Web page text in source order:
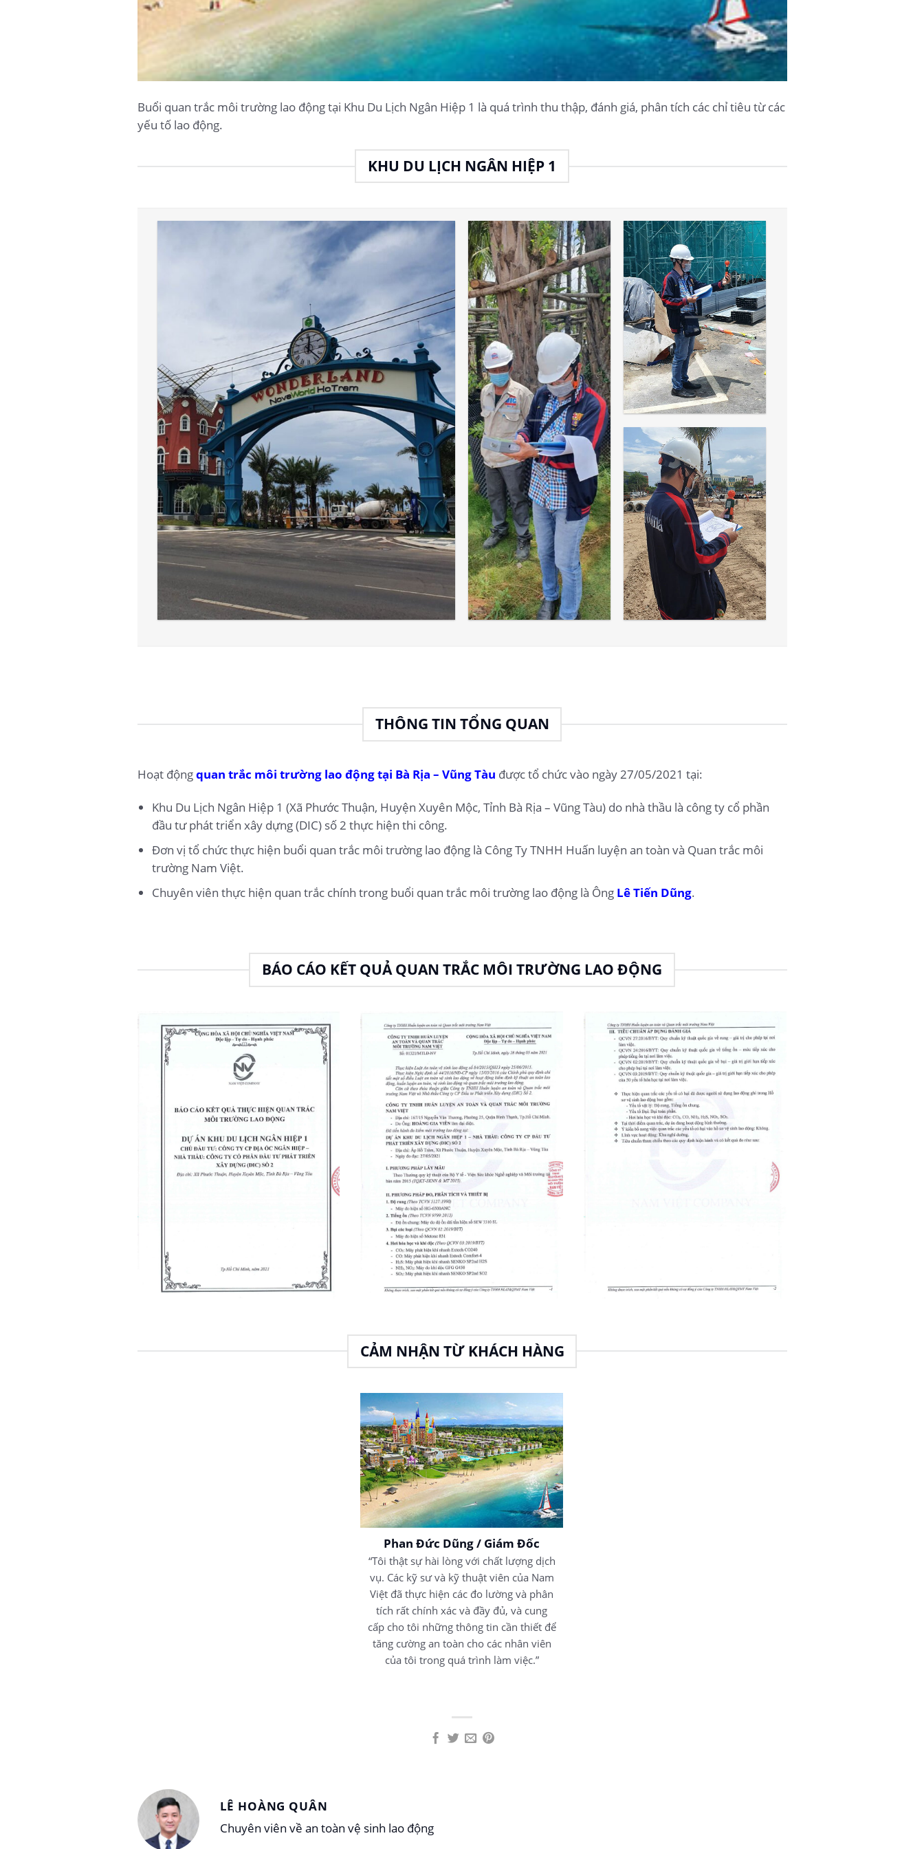
Buổi quan trắc môi trường lao động tại Khu Du Lịch Ngân Hiệp 1 là quá trình thu thập, đánh giá, phân tích các chỉ tiêu từ các
yếu tố lao động.
KHU DU LỊCH NGÂN HIỆP 1
THÔNG TIN TỔNG QUAN
Hoạt độngquan trắc môi trường lao động tại Bà Rịa – Vũng Tàu được tổ chức vào ngày 27/05/2021 tại:
Khu Du Lịch Ngân Hiệp 1 (Xã Phước Thuận, Huyện Xuyên Mộc, Tỉnh Bà Rịa – Vũng Tàu) do nhà thầu là công ty cổ phần
đầu tư phát triển xây dựng (DIC) số 2 thực hiện thi công.
Đơn vị tổ chức thực hiện buổi quan trắc môi trường lao động là Công Ty TNHH Huấn luyện an toàn và Quan trắc môi
trường Nam Việt.
Chuyên viên thực hiện quan trắc chính trong buổi quan trắc môi trường lao động là Ông Lê Tiến Dũng.
BÁO CÁO KẾT QUẢ QUAN TRẮC MÔI TRƯỜNG LAO ĐỘNG
CẢM NHẬN TỪ KHÁCH HÀNG
Phan Đức Dũng / Giám Đốc
“Tôi thật sự hài lòng với chất lượng dịch
vụ. Các kỹ sư và kỹ thuật viên của Nam
Việt đã thực hiện các đo lường và phân
tích rất chính xác và đầy đủ, và cung
cấp cho tôi những thông tin cần thiết để
tăng cường an toàn cho các nhân viên
của tôi trong quá trình làm việc.”
LÊ HOÀNG QUÂN
Chuyên viên về an toàn vệ sinh lao động